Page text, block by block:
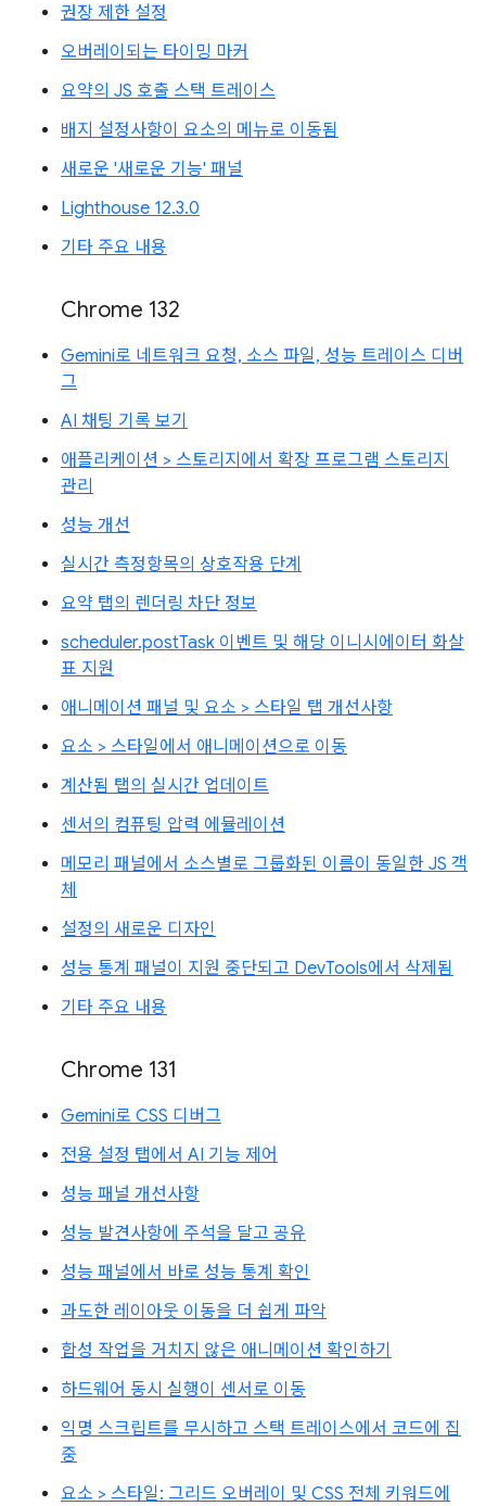
권장 제한 설정
오버레이되는 타이밍 마커
요약의 JS 호출 스택 트레이스
배지 설정사항이 요소의 메뉴로 이동됨
새로운 '새로운 기능' 패널
Lighthouse 12.3.0
기타 주요 내용
Chrome 132
Gemini로 네트워크 요청, 소스 파일, 성능 트레이스 디버
그
AI 채팅 기록 보기
애플리케이션 > 스토리지에서 확장 프로그램 스토리지
관리
성능 개선
실시간 측정항목의 상호작용 단계
요약 탭의 렌더링 차단 정보
scheduler.postTask 이벤트 및 해당 이니시에이터 화살
표 지원
애니메이션 패널 및 요소 > 스타일 탭 개선사항
요소 > 스타일에서 애니메이션으로 이동
계산됨 탭의 실시간 업데이트
센서의 컴퓨팅 압력 에뮬레이션
메모리 패널에서 소스별로 그룹화된 이름이 동일한 JS 객
체
설정의 새로운 디자인
성능 통계 패널이 지원 중단되고 DevTools에서 삭제됨
기타 주요 내용
Chrome 131
Gemini로 CSS 디버그
전용 설정 탭에서 AI 기능 제어
성능 패널 개선사항
성능 발견사항에 주석을 달고 공유
성능 패널에서 바로 성능 통계 확인
과도한 레이아웃 이동을 더 쉽게 파악
합성 작업을 거치지 않은 애니메이션 확인하기
하드웨어 동시 실행이 센서로 이동
익명 스크립트를 무시하고 스택 트레이스에서 코드에 집
중
요소 > 스타일: 그리드 오버레이 및 CSS 전체 키워드에